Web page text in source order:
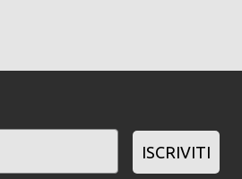
ISCRIVITI